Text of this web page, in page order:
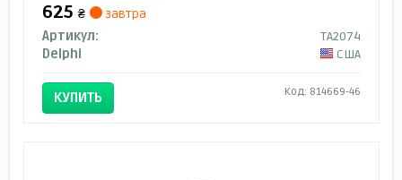
625 ₴
завтра
Артикул:
TA2074
Delphi
США
КУПИТЬ Код: 814669-46